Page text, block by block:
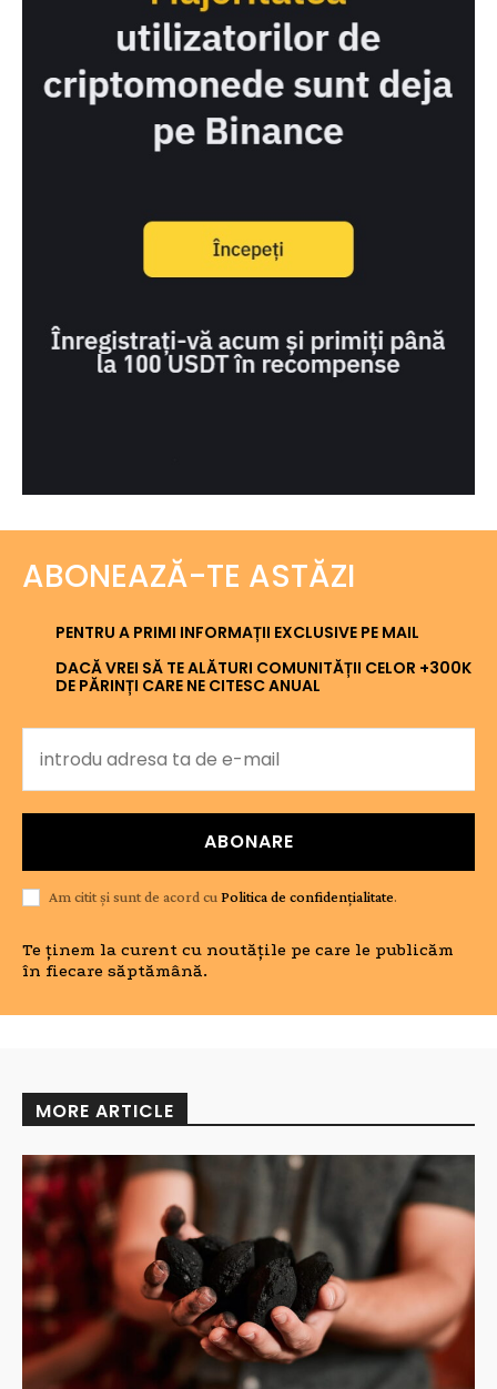
ABONEAZĂ-TE ASTĂZI
PENTRU A PRIMI INFORMAȚII EXCLUSIVE PE MAIL
DACĂ VREI SĂ TE ALĂTURI COMUNITĂȚII CELOR +300K
DE PĂRINȚI CARE NE CITESC ANUAL
ABONARE
Am citit și sunt de acord cuPolitica de confidențialitate.
Te ținem la curent cu noutățile pe care le publicăm
în fiecare săptămână.
MORE ARTICLE